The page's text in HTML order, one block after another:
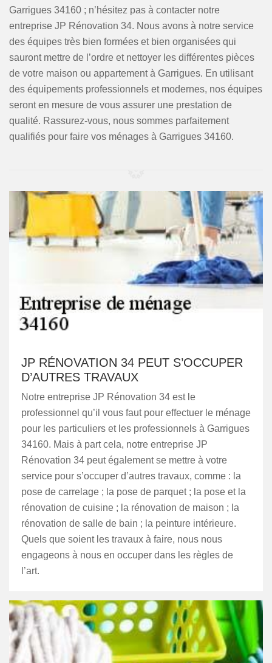
Garrigues 34160 ; n’hésitez pas à contacter notre
entreprise JP Rénovation 34. Nous avons à notre service
des équipes très bien formées et bien organisées qui
sauront mettre de l’ordre et nettoyer les différentes pièces
de votre maison ou appartement à Garrigues. En utilisant
des équipements professionnels et modernes, nos équipes
seront en mesure de vous assurer une prestation de
qualité. Rassurez-vous, nous sommes parfaitement
qualifiés pour faire vos ménages à Garrigues 34160.
JP RÉNOVATION 34 PEUT S’OCCUPER
D’AUTRES TRAVAUX
Notre entreprise JP Rénovation 34 est le
professionnel qu’il vous faut pour effectuer le ménage
pour les particuliers et les professionnels à Garrigues
34160. Mais à part cela, notre entreprise JP
Rénovation 34 peut également se mettre à votre
service pour s’occuper d’autres travaux, comme : la
pose de carrelage ; la pose de parquet ; la pose et la
rénovation de cuisine ; la rénovation de maison ; la
rénovation de salle de bain ; la peinture intérieure.
Quels que soient les travaux à faire, nous nous
engageons à nous en occuper dans les règles de
l’art.